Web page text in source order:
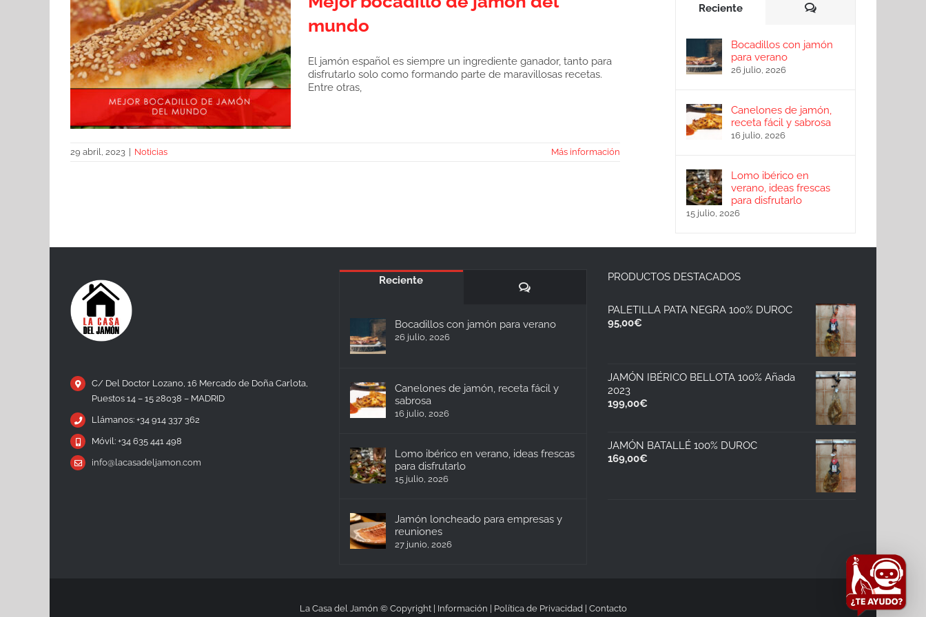
mundo
El jamón español es siempre un ingrediente ganador, tanto para
disfrutarlo solo como formando parte de maravillosas recetas.
Entre otras,
29 abril, 2023 Noticias Más información
Reciente Comentarios
Bocadillos con jamón
para verano
26 julio, 2026
Canelones de jamón,
receta fácil y sabrosa
16 julio, 2026
Lomo ibérico en
verano, ideas frescas
para disfrutarlo
15 julio, 2026
C/ Del Doctor Lozano, 16 Mercado de Doña Carlota,
Puestos 14 – 15 28038 – MADRID
Llámanos: +34 914 337 362
Móvil: +34 635 441 498
info@lacasadeljamon.com
Reciente
Comentarios
Bocadillos con jamón para verano
26 julio, 2026
Canelones de jamón, receta fácil y
sabrosa
16 julio, 2026
Lomo ibérico en verano, ideas frescas
para disfrutarlo
15 julio, 2026
Jamón loncheado para empresas y
reuniones
27 junio, 2026
PRODUCTOS DESTACADOS
PALETILLA PATA NEGRA 100% DUROC
95,00€
JAMÓN IBÉRICO BELLOTA 100% Añada
2023
199,00€
JAMÓN BATALLÉ 100% DUROC
169,00€
La Casa del Jamón © Copyright | Información Política de Privacidad| Contacto